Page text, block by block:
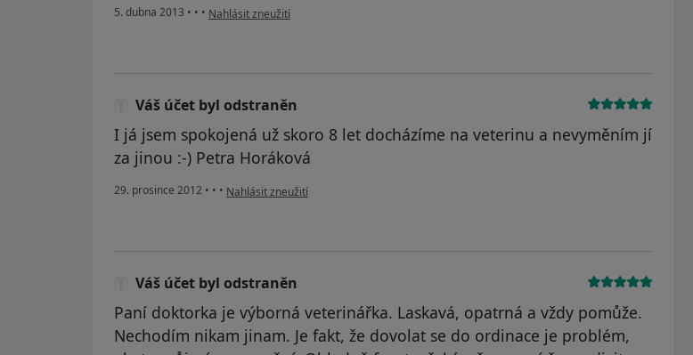
5. dubna 2013 • • • podle názoru uživatele Váš účet byl odstraněn
Nahlásit zneužití
Váš účet byl odstraněn
I já jsem spokojená už skoro 8 let docházíme na veterinu a nevyměním jí
za jinou :-) Petra Horáková
29. prosince 2012 • • • podle názoru uživatele Váš účet byl odstraněn
Nahlásit zneužití
Váš účet byl odstraněn
Paní doktorka je výborná veterinářka. Laskavá, opatrná a vždy pomůže.
Nechodím nikam jinam. Je fakt, že dovolat se do ordinace je problém,